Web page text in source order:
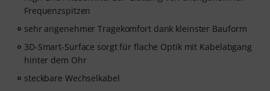
Frequenzspitzen
sehr angenehmer Tragekomfort dank kleinster Bauform
3D-Smart-Surface sorgt für flache Optik mit Kabelabgang
hinter dem Ohr
steckbare Wechselkabel